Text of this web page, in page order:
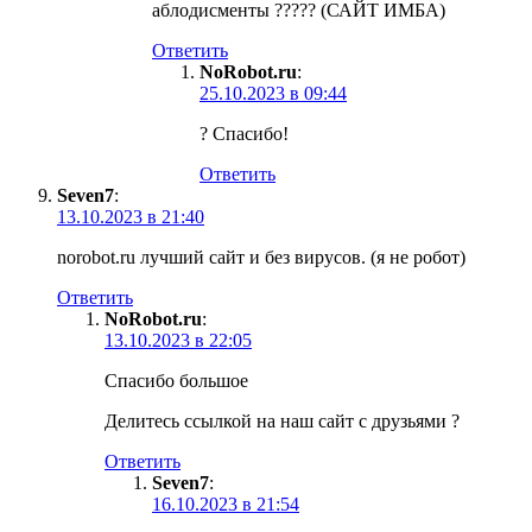
аблодисменты ????? (САЙТ ИМБА)
Ответить
NoRobot.ru:
25.10.2023 в 09:44
? Спасибо!
Ответить
Seven7:
13.10.2023 в 21:40
norobot.ru лучший сайт и без вирусов. (я не робот)
Ответить
NoRobot.ru:
13.10.2023 в 22:05
Спасибо большое
Делитесь ссылкой на наш сайт с друзьями ?
Ответить
Seven7:
16.10.2023 в 21:54